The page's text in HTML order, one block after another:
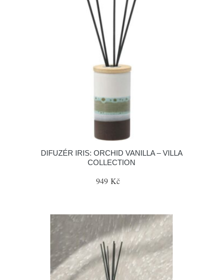
DIFUZÉR IRIS: ORCHID VANILLA – VILLA
COLLECTION
949 Kč